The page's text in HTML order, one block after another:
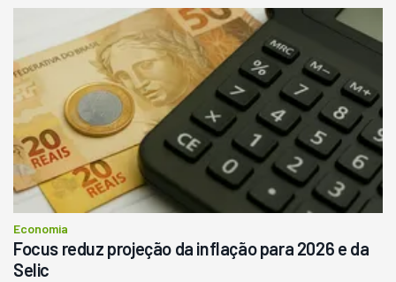
Economia
Focus reduz projeção da inflação para 2026 e da
Selic